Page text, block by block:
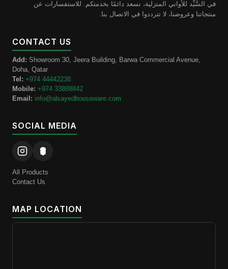
في السَّيِّد للأواني المنزلية، نسعد دائمًا بخدمتكم. للاستفسارات عن
منتجاتنا وعروضنا، لا تترددوا في الاتصال بنا.
CONTACT US
Add: Showroom 30, Jeera Building, Barwa Commercial Avenue,
Doha, Qatar
Tel: +974 44442238
Mobile: +974 33888842
Email: info@alsayedhouseware.com
SOCIAL MEDIA
All Products
Contact Us
MAP LOCATION